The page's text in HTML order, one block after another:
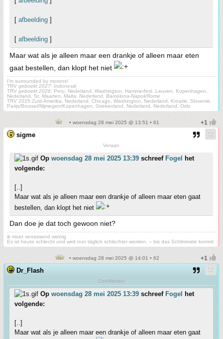
[ afbeelding ]
[ afbeelding ]
Maar wat als je alleen maar een drankje of alleen maar eten
gaat bestellen, dan klopt het niet
I'm surrounded by morons!
TRV geboekt 2027: Indonesië
TRV geboekt 2026: Peru, Nederland, Washington, Hammerfest, Leuven, Kopenhagen,
Nederland, St. Maarten, Malta, Nederland, Barcelona-Napoli/Rome
TRV 2025:Zuid-Amerika, Nederland, Chicago, Washington, Nederland, Kroatië, Slovenië,
Parijs/Brussel/Nijmegen/Kopenhagen, Griekenland, Nederland, Nederland, Oslo
• woensdag 28 mei 2025 @ 13:51 • 61
sigme
Veraan
Op woensdag 28 mei 2025 13:39 schreef Fogel
het
volgende:
[..]
Maar wat als je alleen maar een drankje of alleen maar eten gaat
bestellen, dan klopt het niet
Dan doe je dat toch gewoon niet?
ik moet verrassend weinig
Es ist heute schlecht und wird nun täglich schlechter werden, – bis das Schlimmste kommt
• woensdag 28 mei 2025 @ 14:01 • 62
Dr_Flash
CoinMeister
Op woensdag 28 mei 2025 13:39 schreef Fogel
het
volgende:
[..]
Maar wat als je alleen maar een drankje of alleen maar eten gaat